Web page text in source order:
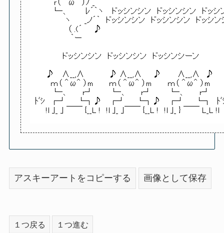
アスキーアートをコピーする 画像として保存
１つ戻る １つ進む